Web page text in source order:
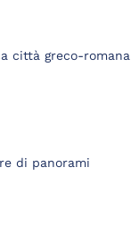
città greco-romana
di panorami